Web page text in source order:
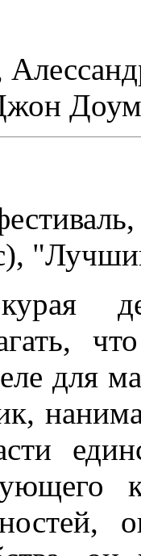
для